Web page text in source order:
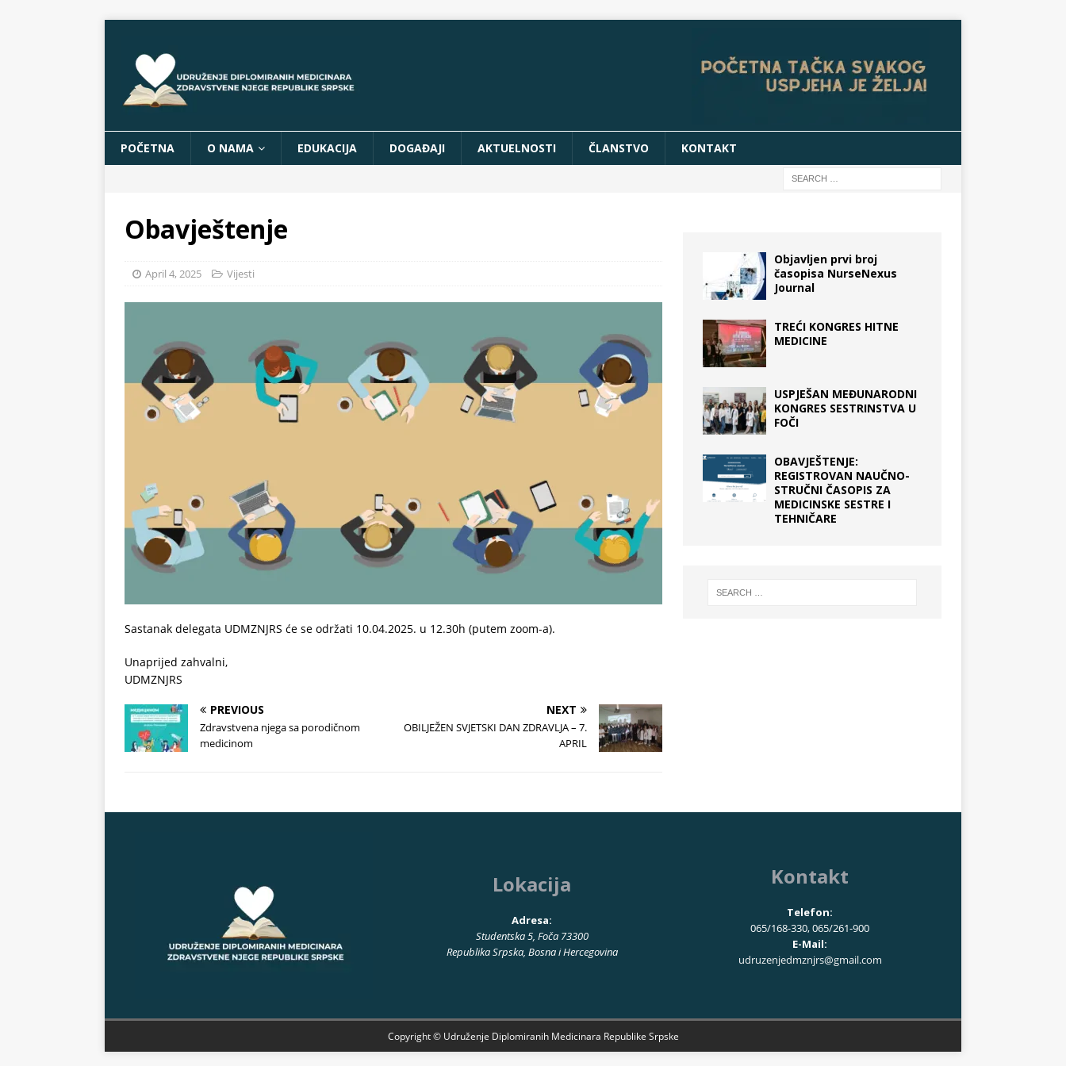
POČETNA O NAMA EDUKACIJA DOGAĐAJI AKTUELNOSTI ČLANSTVO KONTAKT
Obavještenje
April 4, 2025 Vijesti
Sastanak delegata UDMZNJRS će se održati 10.04.2025. u 12.30h (putem zoom-a).
Unaprijed zahvalni,
UDMZNJRS
PREVIOUS
Zdravstvena njega sa porodičnom
medicinom
NEXT
OBILJEŽEN SVJETSKI DAN ZDRAVLJA – 7.
APRIL
Objavljen prvi broj
časopisa NurseNexus
Journal
TREĆI KONGRES HITNE
MEDICINE
USPJEŠAN MEĐUNARODNI
KONGRES SESTRINSTVA U
FOČI
OBAVJEŠTENJE:
REGISTROVAN NAUČNO-
STRUČNI ČASOPIS ZA
MEDICINSKE SESTRE I
TEHNIČARE
Lokacija
Adresa:
Studentska 5, Foča 73300
Republika Srpska, Bosna i Hercegovina
Kontakt
Telefon:
065/168-330, 065/261-900
E-Mail:
udruzenjedmznjrs@gmail.com
Copyright © Udruženje Diplomiranih Medicinara Republike Srpske